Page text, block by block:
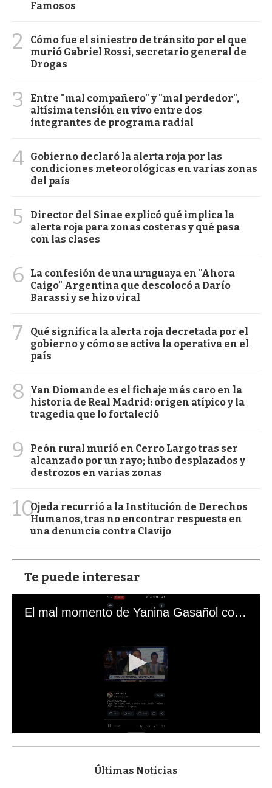
Famosos
2
Cómo fue el siniestro de tránsito por el que
murió Gabriel Rossi, secretario general de
Drogas
3
Entre "mal compañero" y "mal perdedor",
altísima tensión en vivo entre dos
integrantes de programa radial
4 Gobierno declaró la alerta roja por las
condiciones meteorológicas en varias zonas
del país
5
Director del Sinae explicó qué implica la
alerta roja para zonas costeras y qué pasa
con las clases
6
La confesión de una uruguaya en "Ahora
Caigo" Argentina que descolocó a Darío
Barassi y se hizo viral
7
Qué significa la alerta roja decretada por el
gobierno y cómo se activa la operativa en el
país
8
Yan Diomande es el fichaje más caro en la
historia de Real Madrid: origen atípico y la
tragedia que lo fortaleció
9
Peón rural murió en Cerro Largo tras ser
alcanzado por un rayo; hubo desplazados y
destrozos en varias zonas
10Ojeda recurrió a la Institución de Derechos
Humanos, tras no encontrar respuesta en
una denuncia contra Clavijo
Te puede interesar
El mal momento de Yanina Gasañol con un hincha argentino en "Subrayado"
s
Últimas Noticias